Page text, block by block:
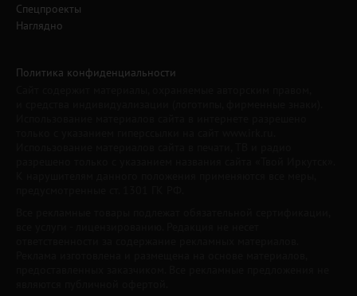
Спецпроекты
Наглядно
Политика конфиденциальности